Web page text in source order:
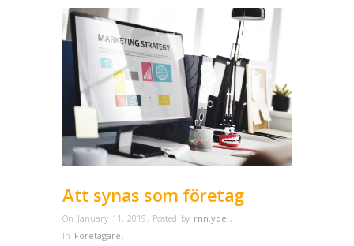
Att synas som företag
On January 11, 2019 , Posted by rnn.yqe. ,
In Företagare ,